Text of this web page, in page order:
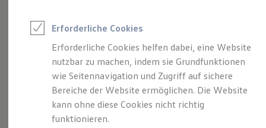
Gebrauchtwagen Leasing
Elektroauto Leasing
Kleinwagen-Leasing
Leasing ohne Anzahlung
Finanzierung
Autokredit mit Schlussrate
Versicherungen und Garantien
Kfz-Versicherung
Restschuldversicherungen
Impressum
Datenschutzerklärung
Erforderliche Cookies
Erforderliche Cookies helfen dabei, eine Website
nutzbar zu machen, indem sie Grundfunktionen
wie Seitennavigation und Zugriff auf sichere
Bereiche der Website ermöglichen. Die Website
kann ohne diese Cookies nicht richtig
funktionieren.